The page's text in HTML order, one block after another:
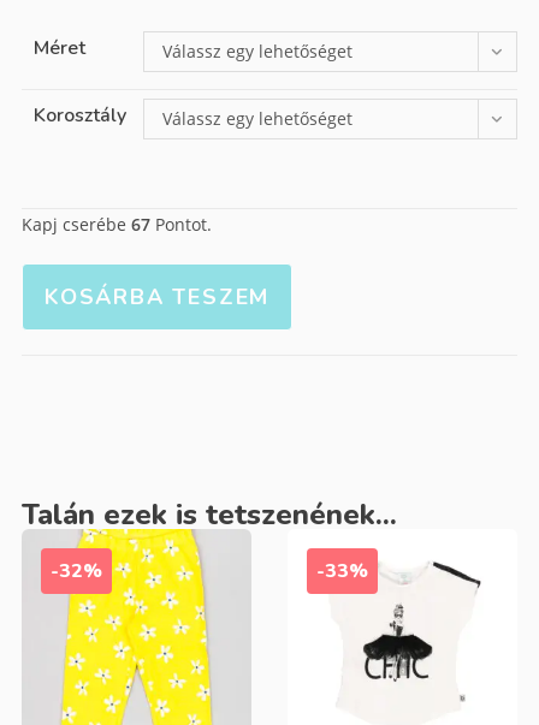
Méret Válassz egy lehetőséget
Korosztály Válassz egy lehetőséget
Kapj cserébe 67Pontot.
KOSÁRBA TESZEM
Talán ezek is tetszenének...
-32% -33%